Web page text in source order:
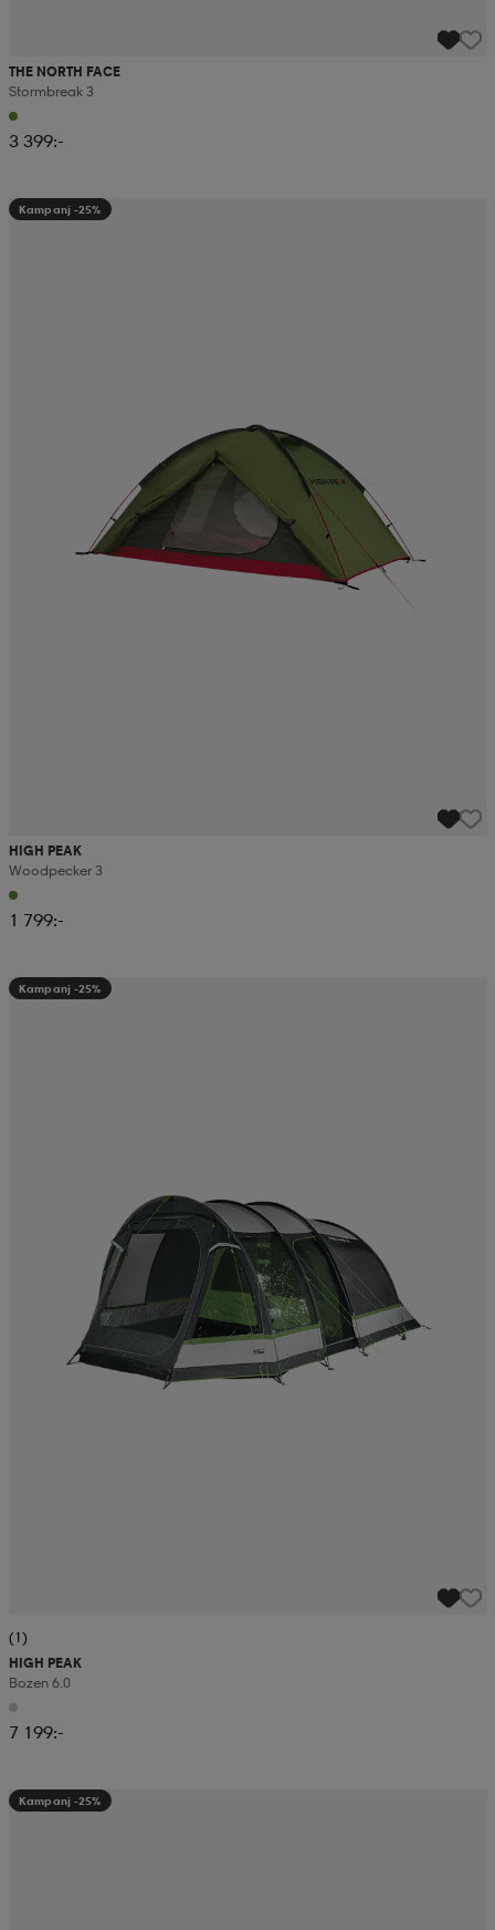
THE NORTH FACE
Stormbreak 3
3 399:-
Kampanj -25%
HIGH PEAK
Woodpecker 3
1 799:-
Kampanj -25%
(1)
HIGH PEAK
Bozen 6.0
7 199:-
Kampanj -25%